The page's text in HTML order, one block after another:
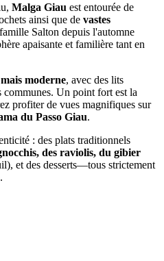
Malga Giau est entourée de
ainsi que de vastes
Salton depuis l'automne
apaisante et familière tant en
moderne, avec des lits
communes. Un point fort est la
profiter de vues magnifiques sur
du Passo Giau.
: des plats traditionnels
des raviolis, du gibier
et des desserts—tous strictement